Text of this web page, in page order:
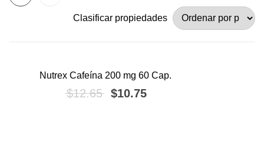
Clasificar propiedades
Nutrex Cafeína 200 mg 60 Cap.
$12.65 El precio original era: $12.65.
$10.75El precio actual es: